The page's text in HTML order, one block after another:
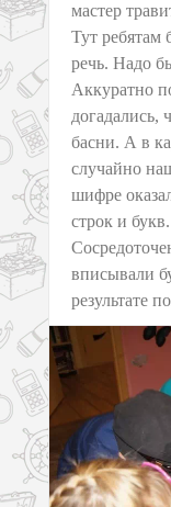
мастер
Тут ребятам
речь. Надо
Аккуратно
догадались,
басни. А в
случайно
шифре
строк и
вписывали
результате